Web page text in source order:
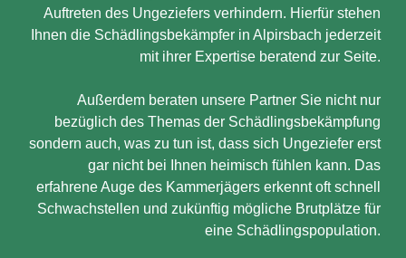
Auftreten des Ungeziefers verhindern. Hierfür stehen
Ihnen die Schädlingsbekämpfer in Alpirsbach jederzeit
mit ihrer Expertise beratend zur Seite.
Außerdem beraten unsere Partner Sie nicht nur
bezüglich des Themas der Schädlingsbekämpfung
sondern auch, was zu tun ist, dass sich Ungeziefer erst
gar nicht bei Ihnen heimisch fühlen kann. Das
erfahrene Auge des Kammerjägers erkennt oft schnell
Schwachstellen und zukünftig mögliche Brutplätze für
eine Schädlingspopulation.